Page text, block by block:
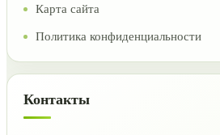
Карта сайта
Политика конфиденциальности
Контакты